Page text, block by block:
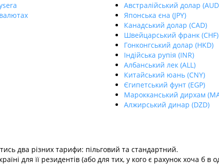
Aвстралійський долар
Японська єна (JPY)
Канадський долар (CAD)
Швейцарський франк (CHF)
Гонконгський долар (HKD)
Індійська рупія (INR)
Албанський лек (ALL)
Китайський юань (CNY)
Єгипетський фунт (EGP)
Марокканський дирхам
Алжирський динар (DZD)
два різних тарифи: пільговий та стандартний.
для її резидентів (або для тих, у кого є рахунок хоча б в